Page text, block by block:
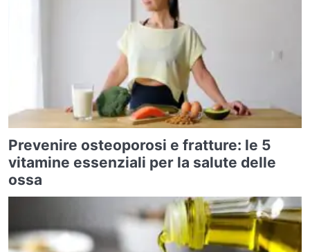
Prevenire osteoporosi e fratture: le 5
vitamine essenziali per la salute delle
ossa